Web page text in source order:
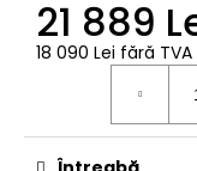
21 889
18 090 Lei fără TVA